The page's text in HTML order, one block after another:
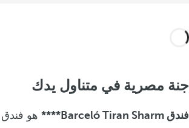
جنة مصرية في متناول يدك
فندق Barceló Tiran Sharm****
هو